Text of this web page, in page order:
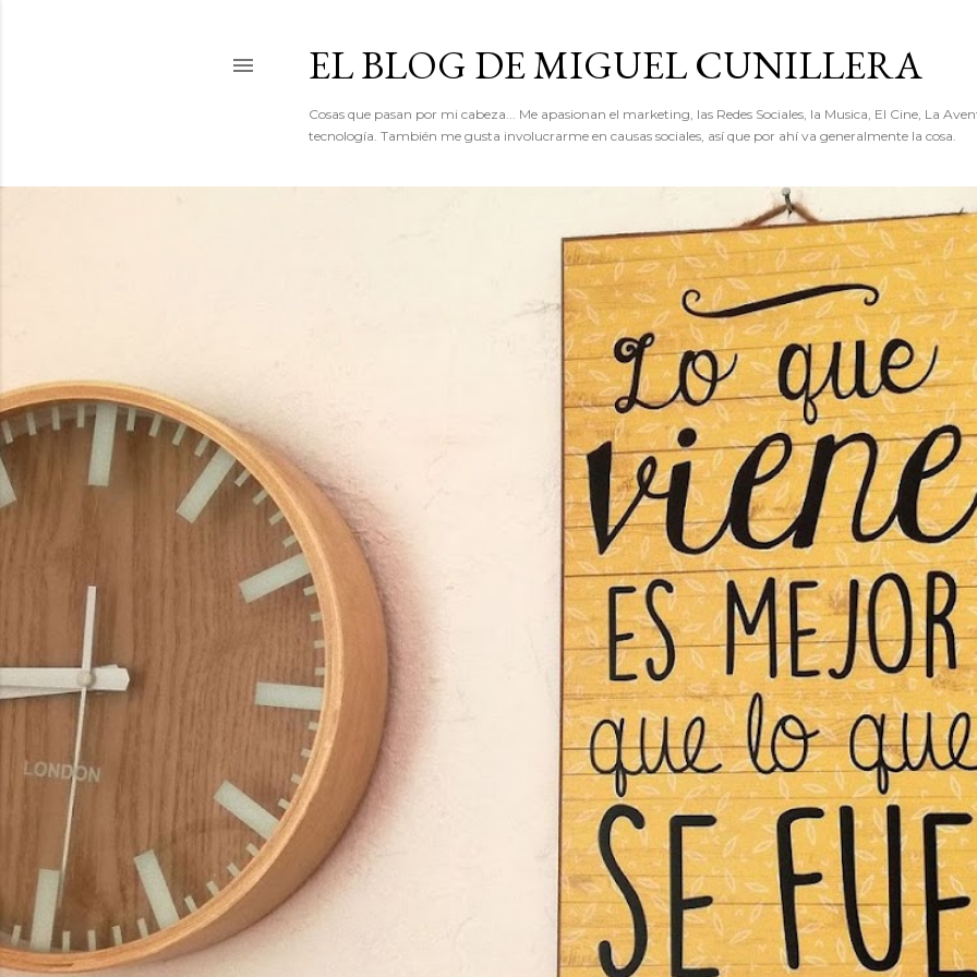
EL BLOG DE MIGUEL CUNILLERA
Cosas que pasan por mi cabeza... Me apasionan el marketing, las Redes Sociales, la Musica, El Cine, La
tecnología. También me gusta involucrarme en causas sociales, así que por ahí va generalmente la cosa.